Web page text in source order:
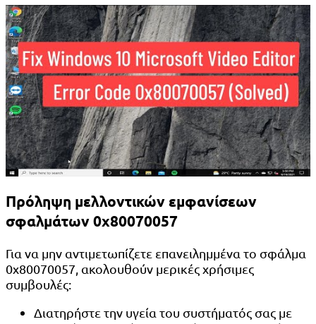
Πρόληψη μελλοντικών εμφανίσεων
σφαλμάτων 0x80070057
Για να μην αντιμετωπίζετε επανειλημμένα το σφάλμα
0x80070057, ακολουθούν μερικές χρήσιμες
συμβουλές:
Διατηρήστε την υγεία του συστήματός σας με